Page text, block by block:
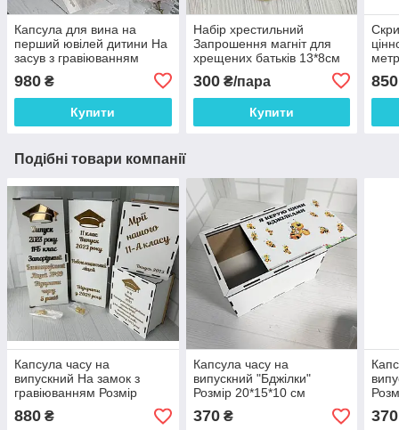
Капсула для вина на
перший ювілей дитини На
засув з гравіюванням
980 ₴
Купити
Набір хрестильний
Запрошення магніт для
хрещених батьків 13*8см
300₴/пара
Купити
850
Подібні товари компанії
Капсула часу на
випускний На замок з
гравіюванням Розмір
36*13*11 см ціна за 1
капсулу
880 ₴
Капсула часу на
випускний "Бджілки"
Розмір 20*15*10 см
370₴ 370